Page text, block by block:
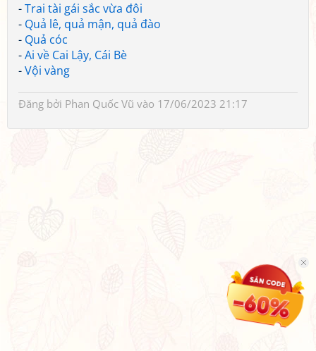
-Trai tài gái sắc vừa đôi
- Quả lê, quả mận, quả đào
- Quả cóc
-Ai về Cai Lậy, Cái Bè
-Vội vàng
Đăng bởi Phan Quốc Vũ vào 17/06/2023 21:17